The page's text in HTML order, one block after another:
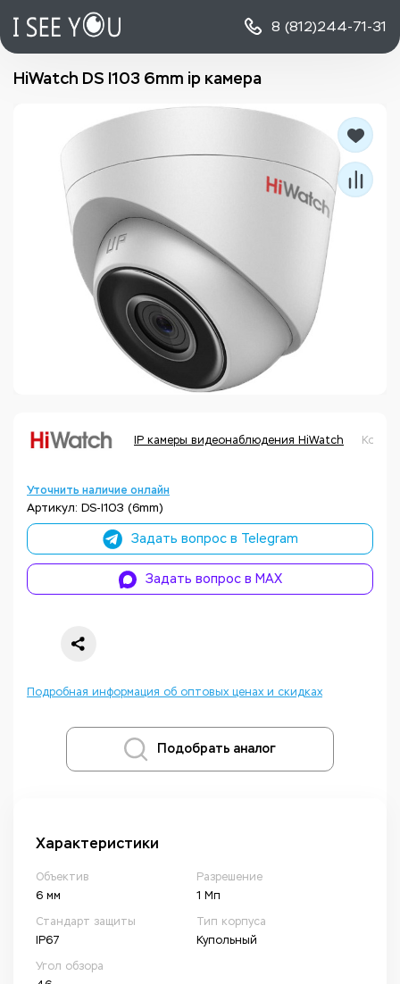
8 (812)244-71-31
HiWatch DS I103 6mm ip камера
IP камеры видеонаблюдения HiWatch Код
Уточнить наличие онлайн
Артикул: DS-I103 (6mm)
Задать вопрос в Telegram
Задать вопрос в MAX
Подробная информация об оптовых ценах и скидках
Подобрать аналог
Характеристики
Объектив
6 мм
Разрешение
1 Мп
Стандарт защиты
IP67
Тип корпуса
Купольный
Угол обзора